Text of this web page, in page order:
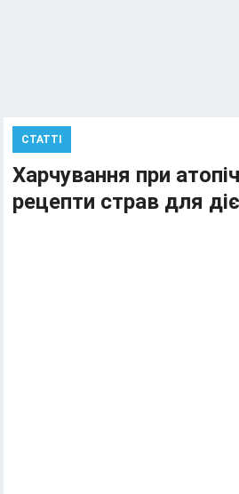
СТАТТІ
Харчування при
рецепти страв для